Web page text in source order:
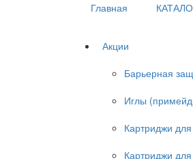
Главная
Акции
Барьерная
Иглы
Картриджи
Картриджи для